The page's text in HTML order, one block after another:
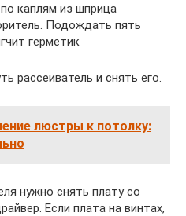
каплям из шприца
Подождать пять
герметик
рассеиватель и снять его.
люстры к потолку:
нужно снять плату со
Если плата на винтах,